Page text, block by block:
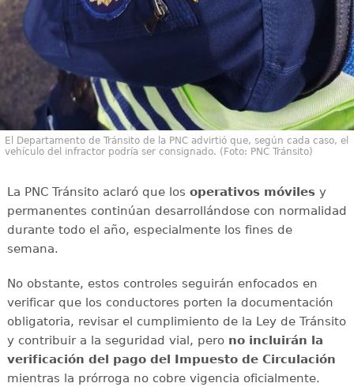
El Departamento de Tránsito de la PNC advirtió que, según cada caso, el
vehículo del infractor podría ser consignado. (Foto: PNC Tránsito)
La PNC Tránsito aclaró que los operativos móvilesy
permanentes continúan desarrollándose con normalidad
durante todo el año, especialmente los fines de
semana.
No obstante, estos controles seguirán enfocados en
verificar que los conductores porten la documentación
obligatoria, revisar el cumplimiento de la Ley de Tránsito
y contribuir a la seguridad vial, pero no incluirán la
verificación del pago del Impuesto de Circulación
mientras la prórroga no cobre vigencia oficialmente.